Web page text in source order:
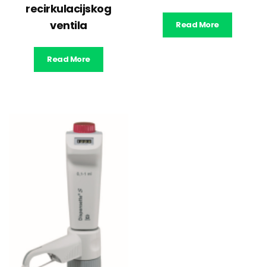
recirkulacijskog
ventila
Read More
Read More